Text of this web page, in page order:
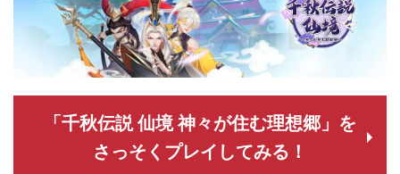
「千秋伝説 仙境 神々が住む理想郷」を
さっそくプレイしてみる！